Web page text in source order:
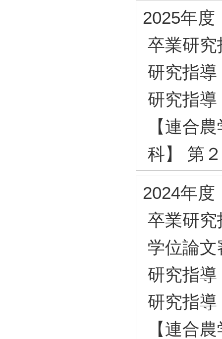
2025年度
卒業研
研究指
研究指
【連合
科】 第
2024年度
卒業研
学位論
研究指
研究指
【連合